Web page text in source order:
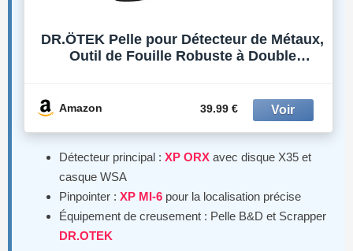
DR.ÖTEK Pelle pour Détecteur de Métaux,
Outil de Fouille Robuste à Double
Aménagement Paysager, Chasse au
Amazon 39.99 €
Détecteur principal : XP ORX avec disque X35 et
casque WSA
Pinpointer : XP MI-6 pour la localisation précise
Équipement de creusement : Pelle B&D et Scrapper
DR.OTEK